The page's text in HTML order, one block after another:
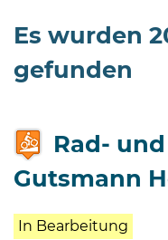
nach
Es wurden
gefunden
Rad-
Gutsmann
In Bearbeitung